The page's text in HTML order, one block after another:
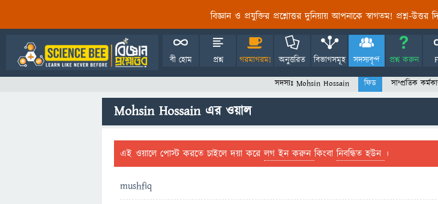
বিজ্ঞান ও প্রযুক্তির প্রশ্নোত্তর দুনিয়ায় আপনাকে স্বাগতম! প্রশ্ন-উত্তর
বী হোম প্রশ্ন গরমাগরম! অনুত্তরিত বিভাগসমূহ সদস্যবৃন্দ প্রশ্ন করুন
সদস্যঃ Mohsin Hossain ফিড সাম্প্রতিক
Mohsin Hossain এর ওয়াল
এই ওয়ালে পোস্ট করতে চাইলে দয়া করেলগ ইন করুনকিংবানিবন্ধিত হউন ।
mushfiq